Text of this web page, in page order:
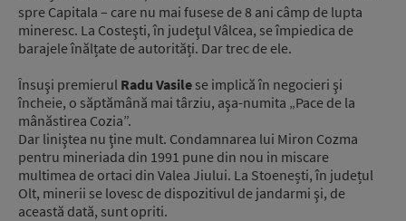
spre Capitala – care nu mai fusese de 8 ani câmp de lupta
mineresc. La Costeşti, în judeţul Vâlcea, se împiedica de
barajele înălțate de autorități. Dar trec de ele.
Însuşi premierul Radu Vasile se implică în negocieri şi
încheie, o săptămână mai târziu, aşa-numita „Pace de la
mânăstirea Cozia”.
Dar liniştea nu ţine mult. Condamnarea lui Miron Cozma
pentru mineriada din 1991 pune din nou in miscare
multimea de ortaci din Valea Jiului. La Stoenești, în județul
Olt, minerii se lovesc de dispozitivul de jandarmi şi, de
această dată, sunt opriti.